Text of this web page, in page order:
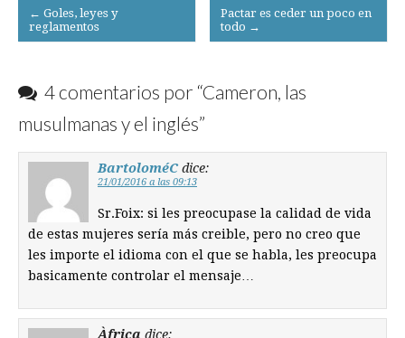
Post
navigation
← Goles, leyes y
reglamentos
Pactar es ceder un poco en
todo →
4 comentarios por “Cameron, las
musulmanas y el inglés”
BartoloméC dice:
21/01/2016 a las 09:13
Sr.Foix: si les preocupase la calidad de vida
de estas mujeres sería más creible, pero no creo que
les importe el idioma con el que se habla, les preocupa
basicamente controlar el mensaje…
Àfrica dice: